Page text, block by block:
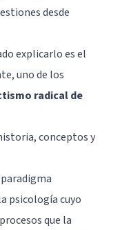
desde
explicarlo es el
uno de los
radical de
conceptos y
psicología cuyo
que la